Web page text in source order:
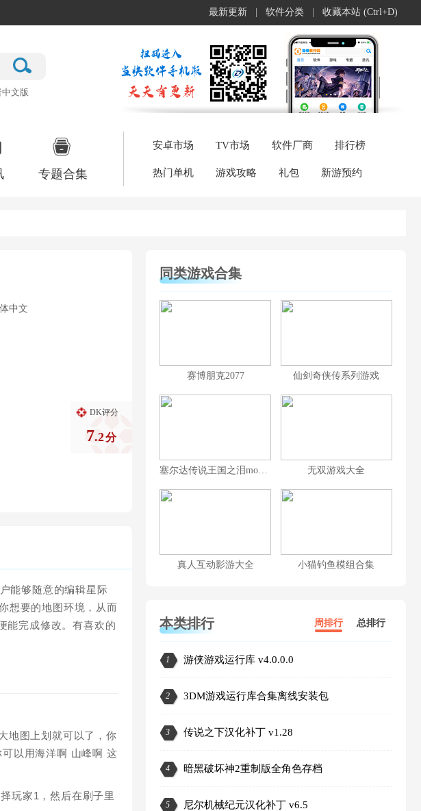
最新更新 软件分类 收藏本站 (Ctrl+D)
文版
专题合集
安卓市场 TV市场 软件厂商 排行榜
热门单机 游戏攻略 礼包 新游预约
中文
DK评分
7.2分
能够随意的编辑星际
想要的地图环境，从而
能完成修改。有喜欢的
地图上划就可以了，你
以用海洋啊 山峰啊 这
玩家1，然后在刷子里
同类游戏合集
赛博朋克2077 仙剑奇侠传系列游戏
塞尔达传说王国之泪mod大全 无双游戏大全
真人互动影游大全 小猫钓鱼模组合集
本类排行 周排行 总排行
1 游侠游戏运行库 v4.0.0.0
2 3DM游戏运行库合集离线安装包
3 传说之下汉化补丁 v1.28
4 暗黑破坏神2重制版全角色存档
5 尼尔机械纪元汉化补丁 v6.5